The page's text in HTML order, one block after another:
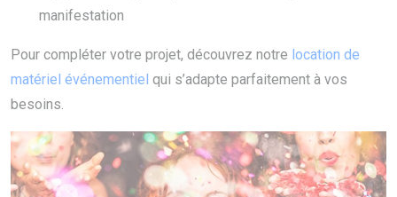
manifestation
Pour compléter votre projet, découvrez notre location de
matériel événementiel qui s’adapte parfaitement à vos
besoins.